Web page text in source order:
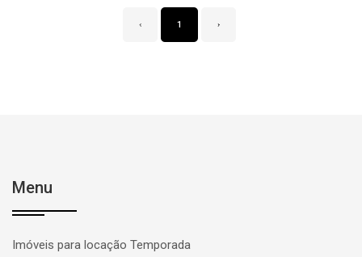
‹ 1 ›
Menu
Imóveis para locação Temporada